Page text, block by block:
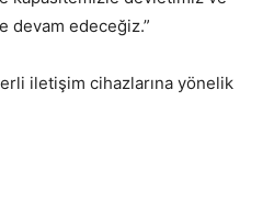
devam edeceğiz.”
iletişim cihazlarına yönelik